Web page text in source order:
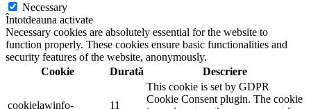
Necessary
Întotdeauna activate
Necessary cookies are absolutely essential for the website to
function properly. These cookies ensure basic functionalities and
security features of the website, anonymously.
Cookie
Durată Descriere
cookielawinfo-
11
This cookie is set by GDPR
Cookie Consent plugin. The cookie